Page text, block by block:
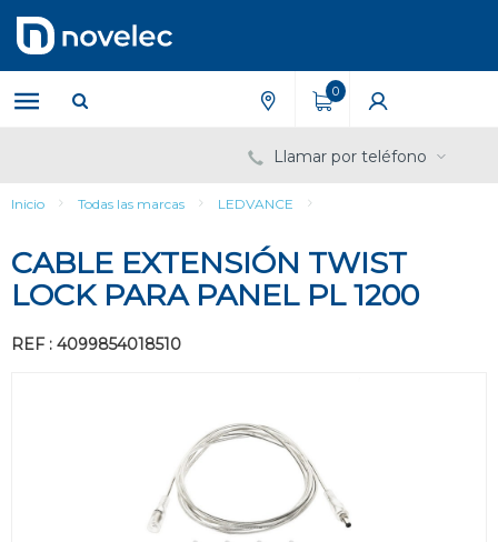
contenido
menú
de
navegación
0
Llamar por teléfono
Inicio Todas las marcas LEDVANCE
CABLE EXTENSIÓN TWIST
LOCK PARA PANEL PL 1200
REF : 4099854018510